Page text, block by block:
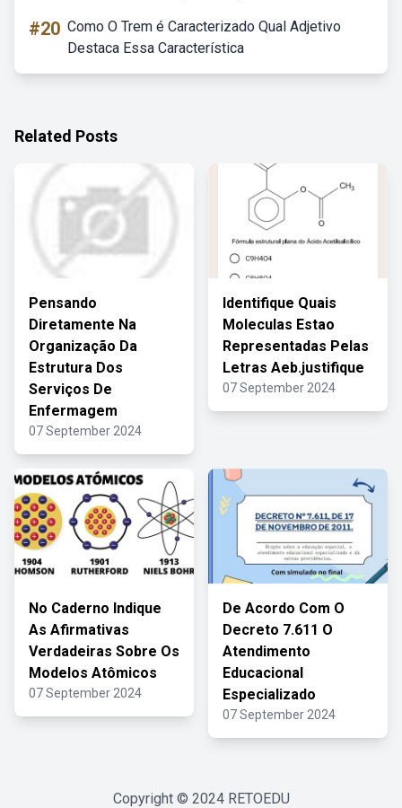
#20 Como O Trem é Caracterizado Qual Adjetivo
Destaca Essa Característica
Related Posts
Pensando
Diretamente Na
Organização Da
Estrutura Dos
Serviços De
Enfermagem
07 September 2024
Identifique Quais
Moleculas Estao
Representadas Pelas
Letras Aeb.justifique
07 September 2024
No Caderno Indique
As Afirmativas
Verdadeiras Sobre Os
Modelos Atômicos
07 September 2024
De Acordo Com O
Decreto 7.611 O
Atendimento
Educacional
Especializado
07 September 2024
Copyright © 2024 RETOEDU